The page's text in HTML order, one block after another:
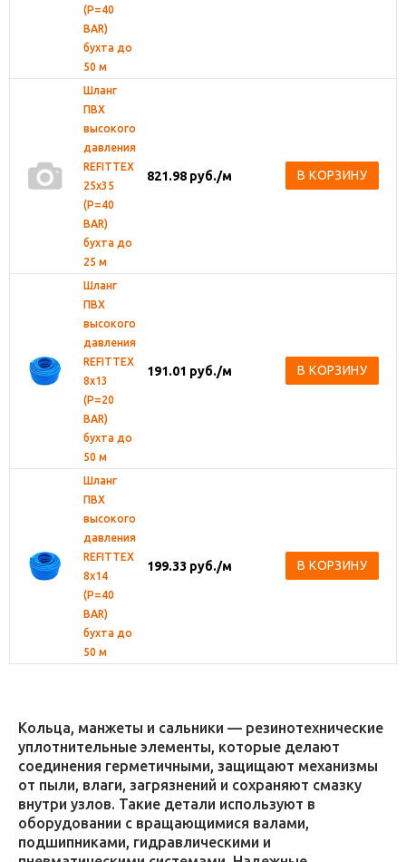
(Р=40
BAR)
бухта до
50 м
Шланг
ПВХ
высокого
давления
REFITTEX
25х35
(Р=40
BAR)
бухта до
25 м
821.98 руб./м В КОРЗИНУ
Шланг
ПВХ
высокого
давления
REFITTEX
8х13
(Р=20
BAR)
бухта до
50 м
191.01 руб./м В КОРЗИНУ
Шланг
ПВХ
высокого
давления
REFITTEX
8х14
(Р=40
BAR)
бухта до
50 м
199.33 руб./м В КОРЗИНУ
Кольца, манжеты и сальники — резинотехнические
уплотнительные элементы, которые делают
соединения герметичными, защищают механизмы
от пыли, влаги, загрязнений и сохраняют смазку
внутри узлов. Такие детали используют в
оборудовании с вращающимися валами,
подшипниками, гидравлическими и